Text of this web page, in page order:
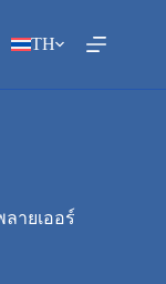
TH
ายเออร์